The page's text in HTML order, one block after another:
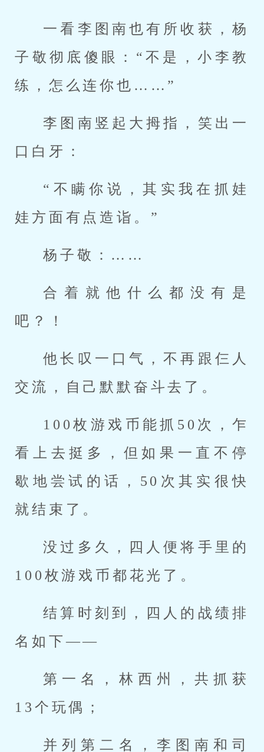
一看李图南也有所收获，杨
子敬彻底傻眼：“不是，小李教
练，怎么连你也……”
李图南竖起大拇指，笑出一
口白牙：
“不瞒你说，其实我在抓娃
娃方面有点造诣。”
杨子敬：……
合着就他什么都没有是
吧？！
他长叹一口气，不再跟仨人
交流，自己默默奋斗去了。
100枚游戏币能抓50次，乍
看上去挺多，但如果一直不停
歇地尝试的话，50次其实很快
就结束了。
没过多久，四人便将手里的
100枚游戏币都花光了。
结算时刻到，四人的战绩排
名如下——
第一名，林西州，共抓获
13个玩偶；
并列第二名，李图南和司